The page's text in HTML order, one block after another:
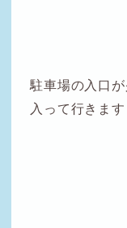
駐車場の入口
入って行きます